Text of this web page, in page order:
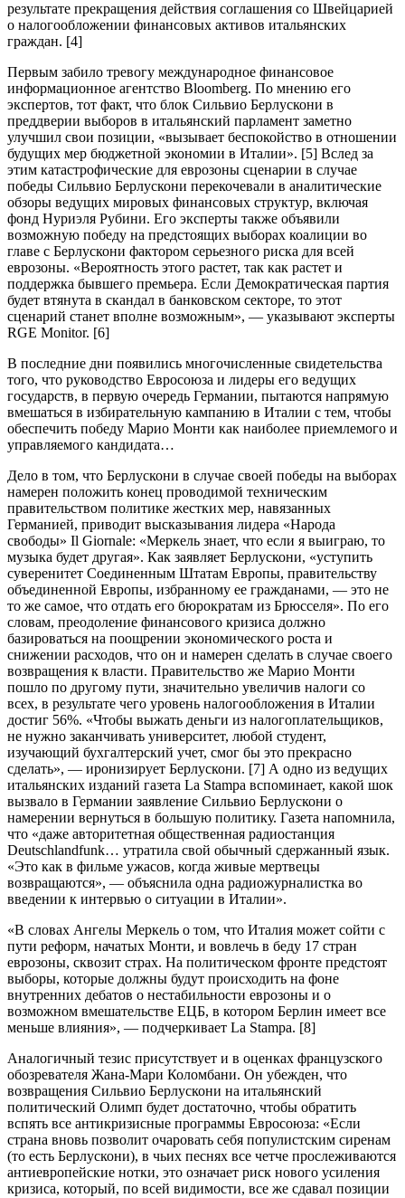
результате прекращения действия соглашения со Швейцарией
о налогообложении финансовых активов итальянских
граждан. [4]
Первым забило тревогу международное финансовое
информационное агентство Bloomberg. По мнению его
экспертов, тот факт, что блок Сильвио Берлускони в
преддверии выборов в итальянский парламент заметно
улучшил свои позиции, «вызывает беспокойство в отношении
будущих мер бюджетной экономии в Италии». [5] Вслед за
этим катастрофические для еврозоны сценарии в случае
победы Сильвио Берлускони перекочевали в аналитические
обзоры ведущих мировых финансовых структур, включая
фонд Нуриэля Рубини. Его эксперты также объявили
возможную победу на предстоящих выборах коалиции во
главе с Берлускони фактором серьезного риска для всей
еврозоны. «Вероятность этого растет, так как растет и
поддержка бывшего премьера. Если Демократическая партия
будет втянута в скандал в банковском секторе, то этот
сценарий станет вполне возможным», — указывают эксперты
RGE Monitor. [6]
В последние дни появились многочисленные свидетельства
того, что руководство Евросоюза и лидеры его ведущих
государств, в первую очередь Германии, пытаются напрямую
вмешаться в избирательную кампанию в Италии с тем, чтобы
обеспечить победу Марио Монти как наиболее приемлемого и
управляемого кандидата…
Дело в том, что Берлускони в случае своей победы на выборах
намерен положить конец проводимой техническим
правительством политике жестких мер, навязанных
Германией, приводит высказывания лидера «Народа
свободы» Il Giornale: «Меркель знает, что если я выиграю, то
музыка будет другая». Как заявляет Берлускони, «уступить
суверенитет Соединенным Штатам Европы, правительству
объединенной Европы, избранному ее гражданами, — это не
то же самое, что отдать его бюрократам из Брюсселя». По его
словам, преодоление финансового кризиса должно
базироваться на поощрении экономического роста и
снижении расходов, что он и намерен сделать в случае своего
возвращения к власти. Правительство же Марио Монти
пошло по другому пути, значительно увеличив налоги со
всех, в результате чего уровень налогообложения в Италии
достиг 56%. «Чтобы выжать деньги из налогоплательщиков,
не нужно заканчивать университет, любой студент,
изучающий бухгалтерский учет, смог бы это прекрасно
сделать», — иронизирует Берлускони. [7] А одно из ведущих
итальянских изданий газета La Stampa вспоминает, какой шок
вызвало в Германии заявление Сильвио Берлускони о
намерении вернуться в большую политику. Газета напомнила,
что «даже авторитетная общественная радиостанция
Deutschlandfunk… утратила свой обычный сдержанный язык.
«Это как в фильме ужасов, когда живые мертвецы
возвращаются», — объяснила одна радиожурналистка во
введении к интервью о ситуации в Италии».
«В словах Ангелы Меркель о том, что Италия может сойти с
пути реформ, начатых Монти, и вовлечь в беду 17 стран
еврозоны, сквозит страх. На политическом фронте предстоят
выборы, которые должны будут происходить на фоне
внутренних дебатов о нестабильности еврозоны и о
возможном вмешательстве ЕЦБ, в котором Берлин имеет все
меньше влияния», — подчеркивает La Stampa. [8]
Аналогичный тезис присутствует и в оценках французского
обозревателя Жана-Мари Коломбани. Он убежден, что
возвращения Сильвио Берлускони на итальянский
политический Олимп будет достаточно, чтобы обратить
вспять все антикризисные программы Евросоюза: «Если
страна вновь позволит очаровать себя популистским сиренам
(то есть Берлускони), в чьих песнях все четче прослеживаются
антиевропейские нотки, это означает риск нового усиления
кризиса, который, по всей видимости, все же сдавал позиции